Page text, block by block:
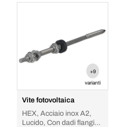
+9
varianti
Vite fotovoltaica
HEX, Acciaio inox A2,
Lucido, Con dadi flangiati